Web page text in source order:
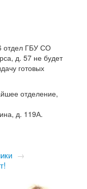
отдел ГБУ СО
д. 57 не будет
готовых
отделение,
д. 119А.
→